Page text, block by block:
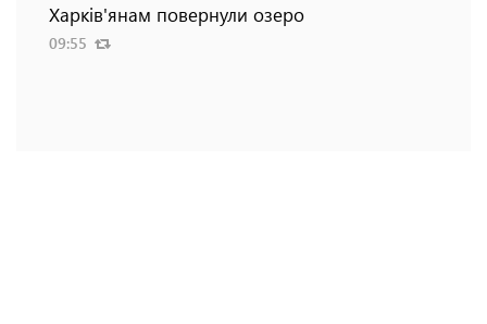
Харків'янам повернули озеро
09:55